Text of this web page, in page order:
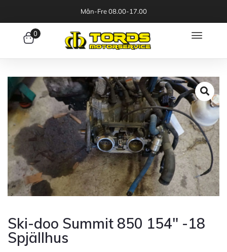
Mån-Fre 08.00-17.00
0
Ski-doo Summit 850 154″ -18
Spjällhus